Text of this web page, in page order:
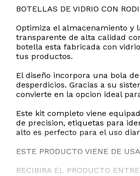
BOTELLAS DE VIDRIO CON
Optimiza el almacenamiento y
transparente de alta calidad
botella esta fabricada con
tus productos.
El diseño incorpora una bola
desperdicios. Gracias a su
convierte en la opcion ideal
Este kit completo viene
de precision, etiquetas para
alto es perfecto para el uso
ESTE PRODUCTO VIENE DE
RECIBIRA EL PRODUCTO